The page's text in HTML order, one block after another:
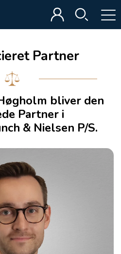
Partner
bliver den
Partner i
& Nielsen P/S.